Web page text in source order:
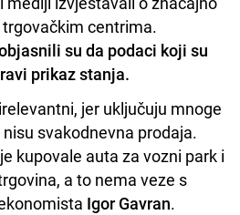
centrima.
su da podaci koji su
prikaz stanja.
jer uključuju mnoge
svakodnevna prodaja.
kupovale auta za vozni park i
a to nema veze s
Igor Gavran.